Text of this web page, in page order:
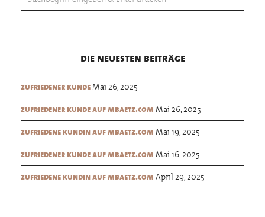
die neuesten beiträge
zufriedener kunde Mai 26, 2025
zufriedener kunde auf mbaetz.com Mai 26, 2025
zufriedene kundin auf mbaetz.com Mai 19, 2025
zufriedener kunde auf mbaetz.com Mai 16, 2025
zufriedene kundin auf mbaetz.com April 29, 2025